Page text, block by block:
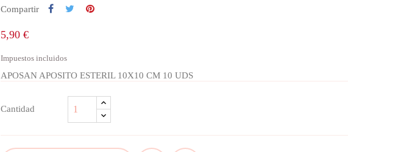
Compartir
5,90 €
Impuestos incluidos
APOSAN APOSITO ESTERIL 10X10 CM 10 UDS
Cantidad